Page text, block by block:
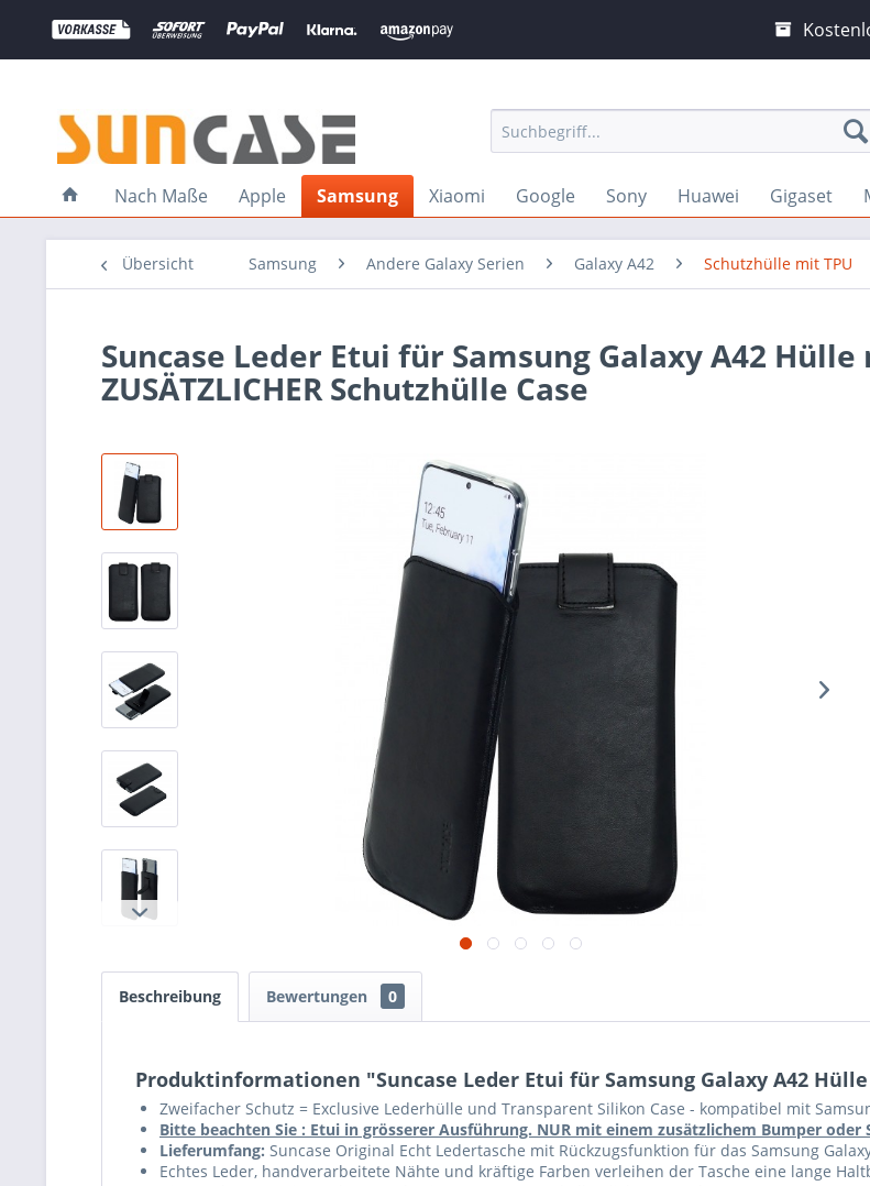
Nach Maße Apple Samsung Xiaomi Google Sony Huawei Gigaset
Übersicht Samsung Andere Galaxy Serien Galaxy A42 Schutzhülle mit TPU
Suncase Leder Etui für Samsung Galaxy A42
ZUSÄTZLICHER Schutzhülle Case
Beschreibung Bewertungen 0
Produktinformationen "Suncase Leder Etui für Samsung Galaxy A42 Hülle
Zweifacher Schutz = Exclusive Lederhülle und Transparent Silikon Case - kompatibel mit
Bitte beachten Sie : Etui in grösserer Ausführung. NUR mit einem zusätzlichem Bumper oder
Lieferumfang: Suncase Original Echt Ledertasche mit Rückzugsfunktion für das Samsung
Echtes Leder, handverarbeitete Nähte und kräftige Farben verleihen der Tasche eine lange